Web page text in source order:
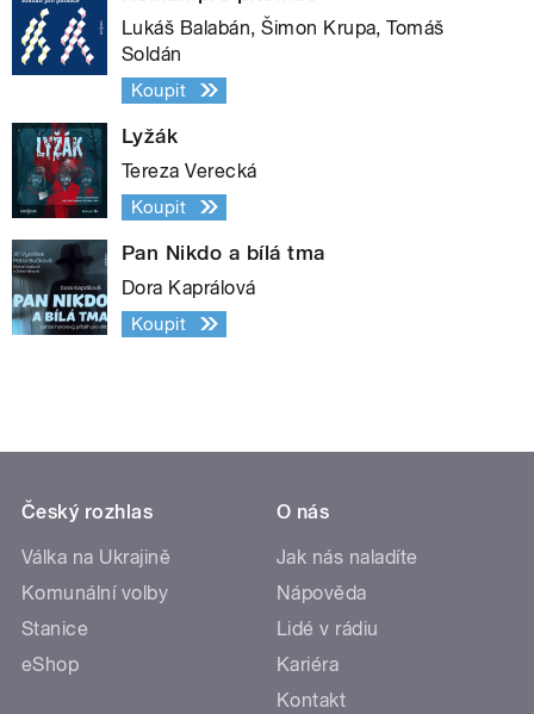
Lukáš Balabán, Šimon Krupa, Tomáš
Soldán
Koupit
Lyžák
Tereza Verecká
Koupit
Pan Nikdo a bílá tma
Dora Kaprálová
Koupit
Český rozhlas
Válka na Ukrajině
Komunální volby
Stanice
eShop
O nás
Jak nás naladíte
Nápověda
Lidé v rádiu
Kariéra
Kontakt